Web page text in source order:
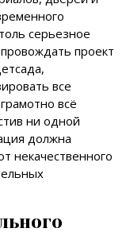
серьезное
проект
все
всё
ни одной
должна
некачественного